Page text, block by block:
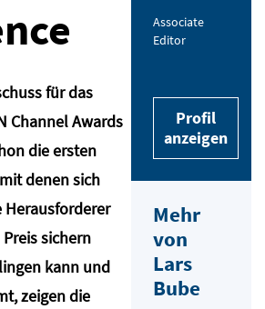
für das
Channel Awards
die ersten
denen sich
sichern
kann und
zeigen die
Associate
Editor
Profil
anzeigen
Mehr
von
Lars
Bube